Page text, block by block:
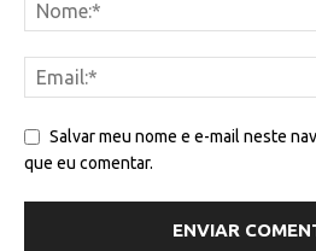
Salvar meu nome e e-mail neste
que eu comentar.